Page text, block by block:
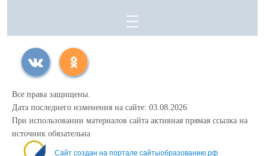
Все права защищены.
Дата последнего изменения на сайте: 03.08.2026
При использовании материалов сайта активная прямая ссылка на
источник обязательна
Сайт создан на портале сайтыобразованию.рф